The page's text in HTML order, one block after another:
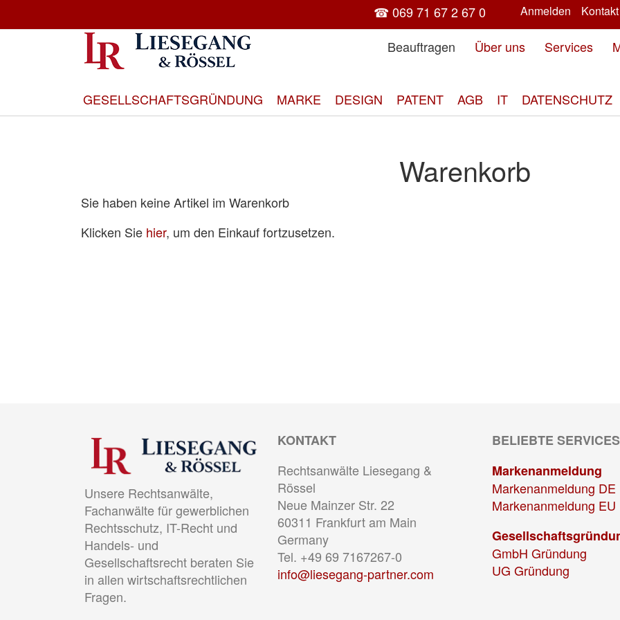
zum
Inhalt
Anmelden Kontakt
☎ 069 71 67 2 67 0
Beauftragen
Über uns Services
GESELLSCHAFTSGRÜNDUNG MARKE DESIGN PATENT AGB IT DATENSCHUTZ
Warenkorb
Sie haben keine Artikel im Warenkorb
Klicken Sie hier, um den Einkauf fortzusetzen.
Unsere Rechtsanwälte,
Fachanwälte für gewerblichen
Rechtsschutz, IT-Recht und
Handels- und
Gesellschaftsrecht beraten Sie
in allen wirtschaftsrechtlichen
Fragen.
KONTAKT
Rechtsanwälte Liesegang &
Rössel
Neue Mainzer Str. 22
60311 Frankfurt am Main
Germany
Tel. +49 69 7167267-0
info@liesegang-partner.com
BELIEBTE SERVICES
Markenanmeldung
Markenanmeldung DE
Markenanmeldung EU
GmbH Gründung
UG Gründung